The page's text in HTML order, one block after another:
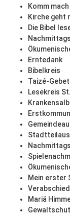
Komm
Kirche geht
Die Bibel
Erntedank
Bibelkreis
Taizé-Gebet
Lesekreis
Mein erster
Mariä